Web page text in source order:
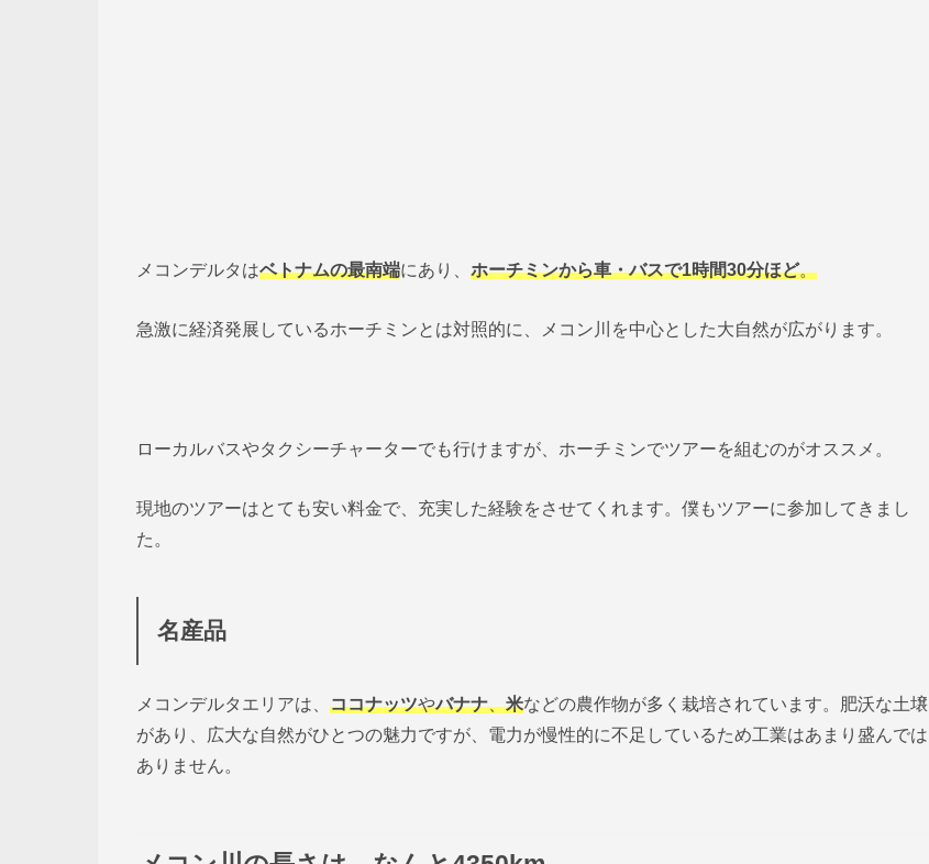
メコンデルタはベトナムの最南端にあり、 ホーチミンから車・バスで1時間30分ほど。
急激に経済発展しているホーチミンとは対照的に、メコン川を中心とした大自然が広がります。
ローカルバスやタクシーチャーターでも行けますが、ホーチミンでツアーを組むのがオススメ。
現地のツアーはとても安い料金で、充実した経験をさせてくれます。僕もツアーに参加してきまし
た。
名産品
メコンデルタエリアは、 ココナッツやバナナ、米などの農作物が多く栽培されています。肥沃な土壌
があり、広大な自然がひとつの魅力ですが、電力が慢性的に不足しているため工業はあまり盛んでは
ありません。